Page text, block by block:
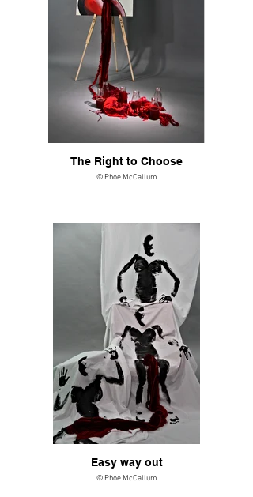
The Right to Choose
© Phoe McCallum
Easy way out
© Phoe McCallum